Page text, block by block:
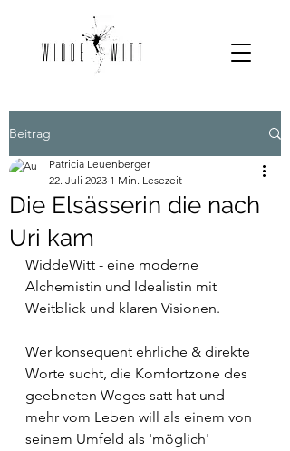
Beitrag
Die Elsässerin die nach
Uri kam
Patricia Leuenberger
22. Juli 2023 1 Min. Lesezeit
WiddeWitt - eine moderne
Alchemistin und Idealistin mit
Weitblick und klaren Visionen.
Wer konsequent ehrliche & direkte
Worte sucht, die Komfortzone des
geebneten Weges satt hat und
mehr vom Leben will als einem von
seinem Umfeld als 'möglich'